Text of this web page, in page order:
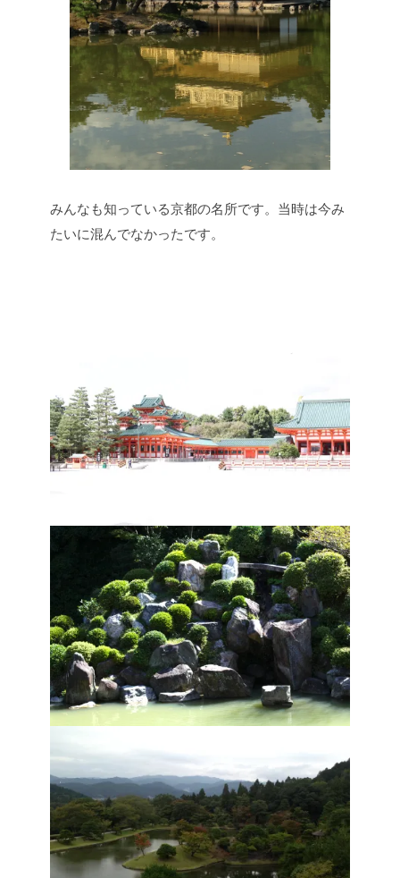
みんなも知っている京都の名所です。当時は今み
たいに混んでなかったです。